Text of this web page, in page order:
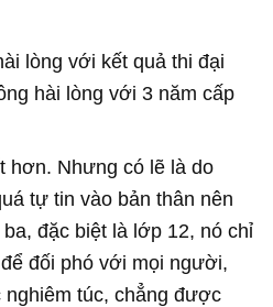
lòng với kết quả thi đại
hài lòng với 3 năm cấp
hơn. Nhưng có lẽ là do
tự tin vào bản thân nên
đặc biệt là lớp 12, nó chỉ
đối phó với mọi người,
túc, chẳng được